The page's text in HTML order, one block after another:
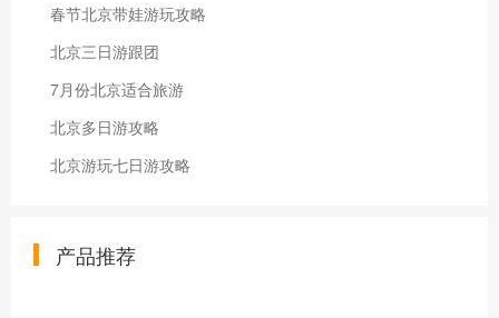
春节北京带娃游玩攻略
北京三日游跟团
7月份北京适合旅游
北京多日游攻略
北京游玩七日游攻略
产品推荐